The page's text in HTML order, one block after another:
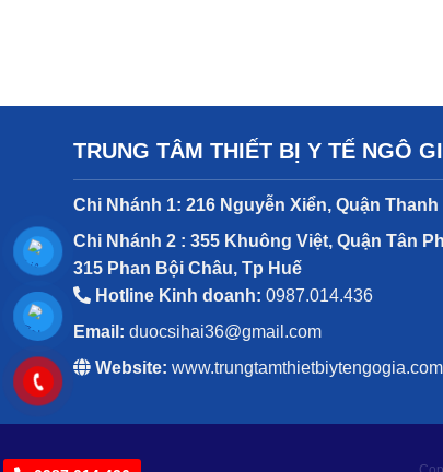
TRUNG TÂM THIẾT BỊ Y TẾ NGÔ
Chi Nhánh 1: 216 Nguyễn Xiển, Quận
Chi Nhánh 2 : 355 Khuông Việt, Quận Tân
315 Phan Bội Châu, Tp Huế
Hotline Kinh doanh: 0987.014.436
Email: duocsihai36@gmail.com
Website: www.trungtamthietbiytengogia.com